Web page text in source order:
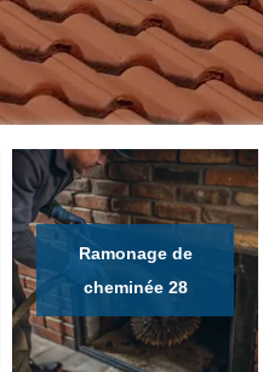
Ramonage de
cheminée 28